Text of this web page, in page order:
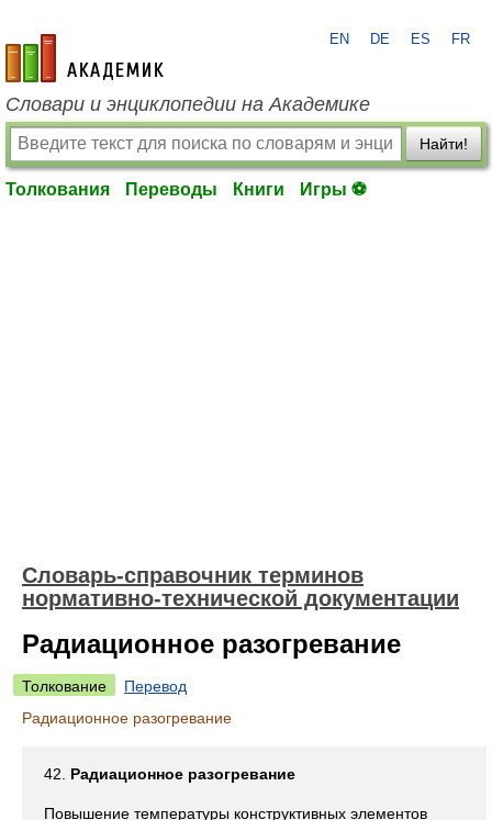
academic.ru
EN DE ES FR
Словари и энциклопедии на Академике
Найти!
Толкования Переводы Книги Игры ⚽
Словарь-справочник терминов
нормативно-технической документации
Радиационное разогревание
Толкование
Перевод
Радиационное разогревание
42. Радиационное разогревание
Повышение температуры конструктивных элементов